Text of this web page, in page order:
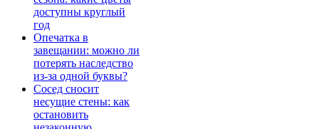
доступны круглый
год
Опечатка в
завещании: можно ли
потерять наследство
из-за одной буквы?
Сосед сносит
несущие стены: как
остановить